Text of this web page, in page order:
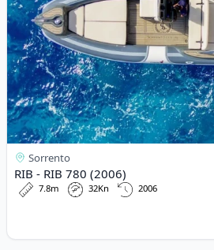
Sorrento
RIB - RIB 780 (2006)
7.8m 32Kn 2006